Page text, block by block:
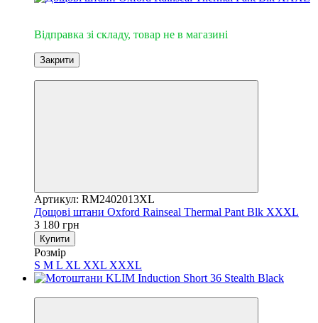
Відправка зі складу, товар не в магазині
Закрити
Артикул: RM2402013XL
Дощові штани Oxford Rainseal Thermal Pant Blk XXXL
3 180 грн
Купити
Розмір
S M L XL XXL XXXL